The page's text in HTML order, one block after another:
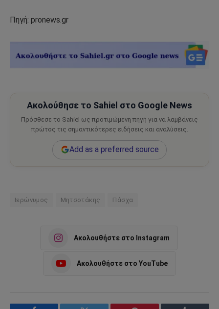
Πηγή: pronews.gr
Ακολούθησε το Sahiel στο Google News
Πρόσθεσε το Sahiel ως προτιμώμενη πηγή για να λαμβάνεις
πρώτος τις σημαντικότερες ειδήσεις και αναλύσεις.
Add as a preferred source
Ιερώνυμος Μητσοτάκης Πάσχα
Ακολουθήστε στο Instagram
Ακολουθήστε στο YouTube